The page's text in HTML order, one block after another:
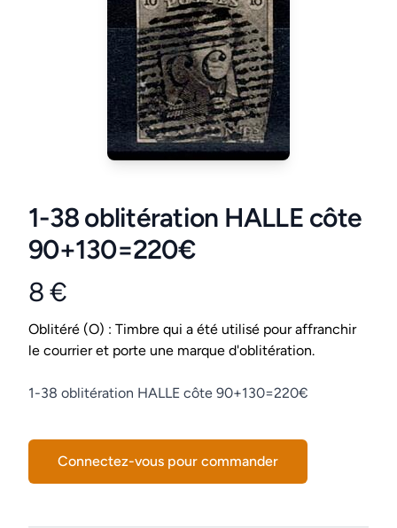
1-38 oblitération HALLE côte
90+130=220€
Product information
8 €
Conditions
Oblitéré (O) : Timbre qui a été utilisé pour affranchir
le courrier et porte une marque d'oblitération.
Description
1-38 oblitération HALLE côte 90+130=220€
Connectez-vous pour commander